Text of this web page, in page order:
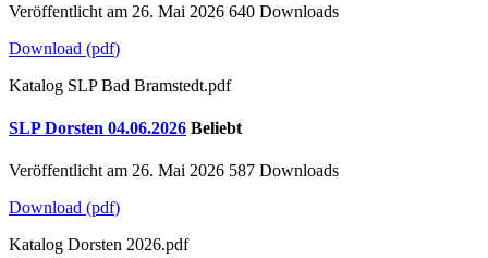
Veröffentlicht am 26. Mai 2026 640 Downloads
Download (pdf)
Katalog SLP Bad Bramstedt.pdf
SLP Dorsten 04.06.2026 Beliebt
Veröffentlicht am 26. Mai 2026 587 Downloads
Download (pdf)
Katalog Dorsten 2026.pdf